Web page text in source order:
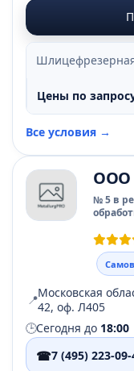
Цены по
Все условия →
ООО
№ 5 в
📍Московская
42, оф. Л405
🕒Сегодня до 18:00
☎7 (495) 223-